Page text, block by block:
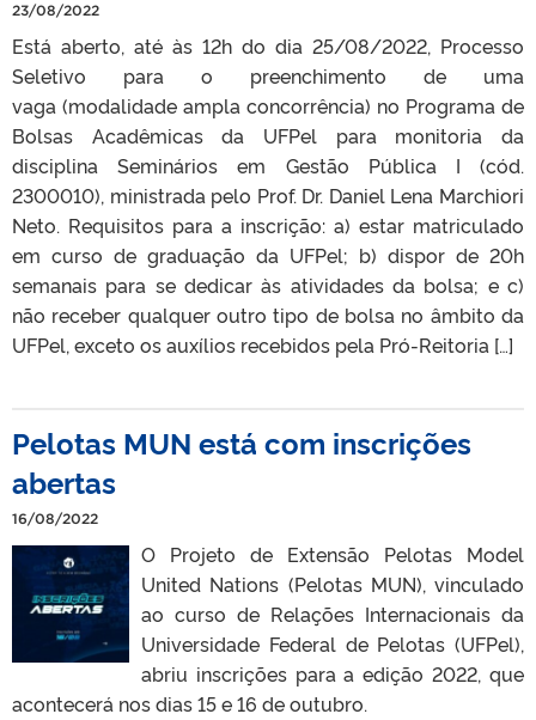
23/08/2022
Está aberto, até às 12h do dia 25/08/2022, Processo
Seletivo para o preenchimento de uma
vaga (modalidade ampla concorrência) no Programa de
Bolsas Acadêmicas da UFPel para monitoria da
disciplina Seminários em Gestão Pública I (cód.
2300010), ministrada pelo Prof. Dr. Daniel Lena Marchiori
Neto. Requisitos para a inscrição: a) estar matriculado
em curso de graduação da UFPel; b) dispor de 20h
semanais para se dedicar às atividades da bolsa; e c)
não receber qualquer outro tipo de bolsa no âmbito da
UFPel, exceto os auxílios recebidos pela Pró‑Reitoria […]
Pelotas MUN está com inscrições
abertas
16/08/2022
O Projeto de Extensão Pelotas Model
United Nations (Pelotas MUN), vinculado
ao curso de Relações Internacionais da
Universidade Federal de Pelotas (UFPel),
abriu inscrições para a edição 2022, que
acontecerá nos dias 15 e 16 de outubro.